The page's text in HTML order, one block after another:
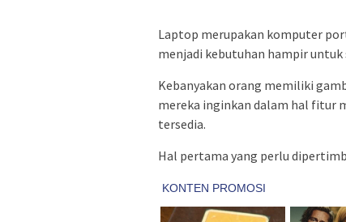
Laptop merupakan komputer
menjadi kebutuhan hampir
Kebanyakan orang memiliki
mereka inginkan dalam hal fitur
tersedia.
Hal pertama yang perlu